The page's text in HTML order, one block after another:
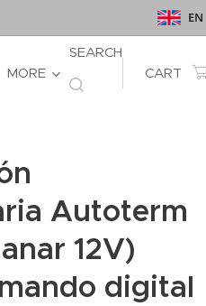
EN
MORE
SEARCH
CART
Autoterm
12V)
digital